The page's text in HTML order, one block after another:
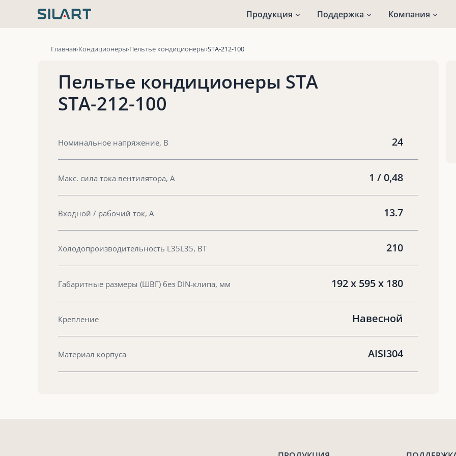
Продукция Поддержка Компания
Главная Кондиционеры Пельтье кондиционеры STA-212-100
Пельтье кондиционеры STA
STA-212-100
Номинальное напряжение, В 24
Макс. сила тока вентилятора, А 1 / 0,48
Входной / рабочий ток, А 13.7
Холодопроизводительность L35L35, ВТ 210
Габаритные размеры (ШВГ) без DIN-клипа, мм 192 х 595 х 180
Крепление Навесной
Материал корпуса AISI304